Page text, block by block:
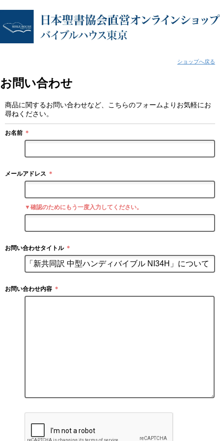
ショップへ戻る
お問い合わせ
商品に関するお問い合わせなど、こちらのフォームよりお気軽にお
尋ねください。
お名前 ＊
メールアドレス ＊
▼確認のためにもう一度入力してください。
お問い合わせタイトル ＊
お問い合わせ内容 ＊